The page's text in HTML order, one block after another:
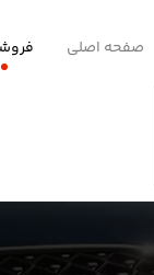
صفحه اصلی